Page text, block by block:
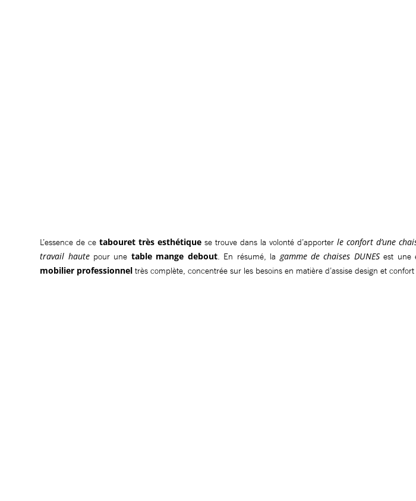
L’essence de cetabouret très esthétique se trouve dans la volonté d’apporter le confort d’une
travail hautepour une table mange debout. En résumé, la gamme de chaises DUNESest une
mobilier professionnel très complète, concentrée sur les besoins en matière d’assise design et confort